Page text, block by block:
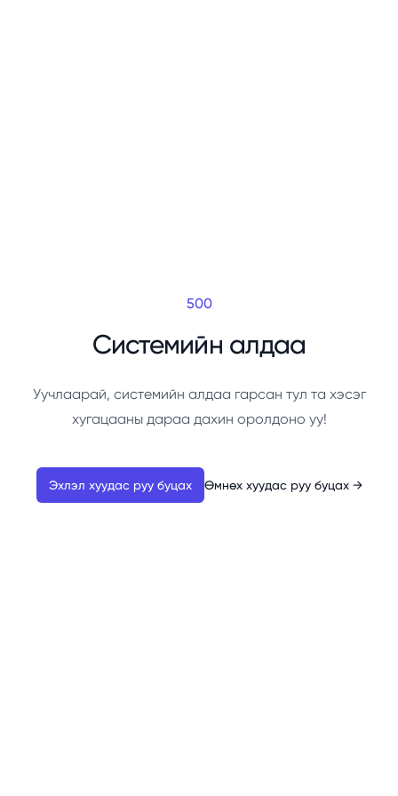
500
Системийн алдаа
Уучлаарай, системийн алдаа гарсан тул та хэсэг
хугацааны дараа дахин оролдоно уу!
Эхлэл хуудас руу буцах Өмнөх хуудас руу буцах →